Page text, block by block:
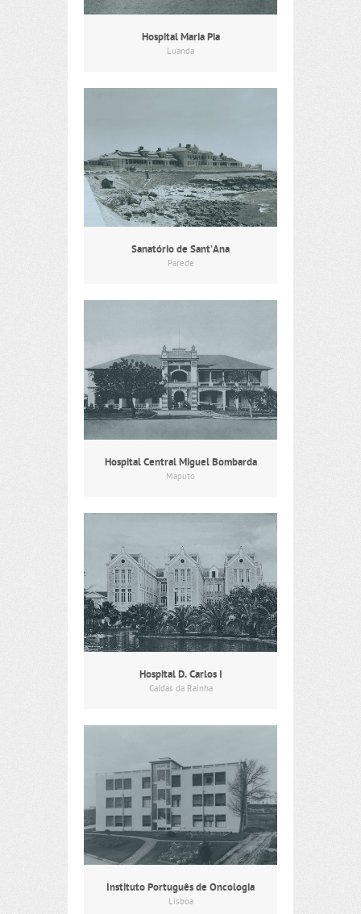
Hospital Maria Pia
Luanda
Sanatório de Sant’Ana
Parede
Hospital Central Miguel Bombarda
Maputo
Hospital D. Carlos I
Caldas da Rainha
Instituto Português de Oncologia
Lisboa